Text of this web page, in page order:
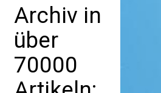
Archiv in
über
70000